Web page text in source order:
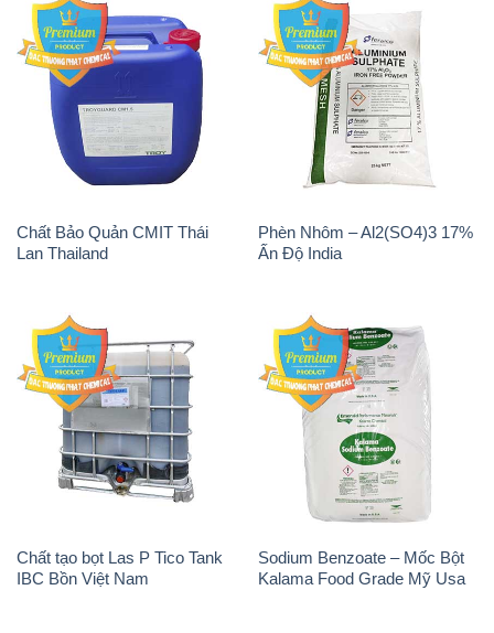
Chất Bảo Quản CMIT Thái
Lan Thailand
Phèn Nhôm – Al2(SO4)3 17%
Ấn Độ India
Chất tạo bọt Las P Tico Tank
IBC Bồn Việt Nam
Sodium Benzoate – Mốc Bột
Kalama Food Grade Mỹ Usa